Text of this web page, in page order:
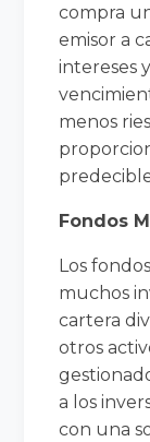
compra
emisor a
intereses
menos
Fondos
Los
muchos
cartera
otros
a los
con una